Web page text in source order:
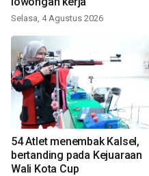
Selasa, 4 Agustus 2026
54 Atlet menembak Kalsel,
bertanding pada Kejuaraan
Wali Kota Cup